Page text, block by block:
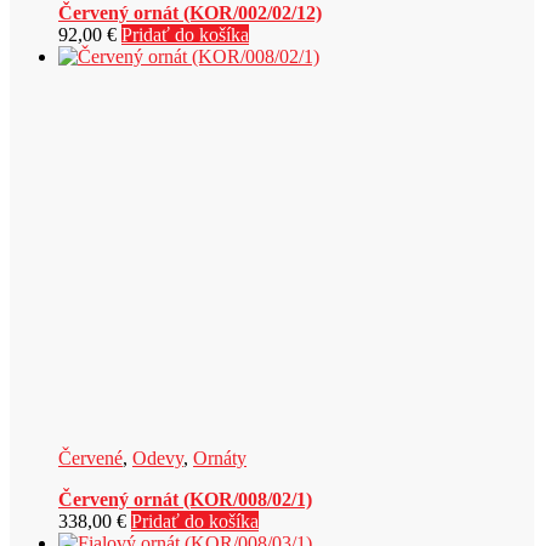
Červený ornát (KOR/002/02/12)
92,00 € Pridať do košíka
Červené, Odevy, Ornáty
Červený ornát (KOR/008/02/1)
338,00 € Pridať do košíka